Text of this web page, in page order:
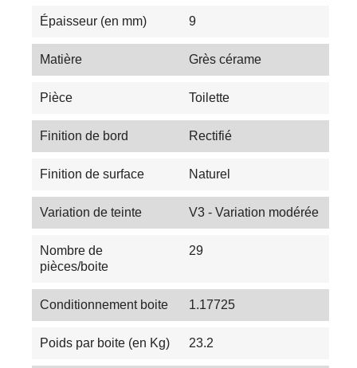
Épaisseur (en mm) 9
Matière Grès cérame
Pièce Toilette
Finition de bord Rectifié
Finition de surface Naturel
Variation de teinte V3 - Variation modérée
Nombre de
pièces/boite
29
Conditionnement boite 1.17725
Poids par boite (en Kg) 23.2